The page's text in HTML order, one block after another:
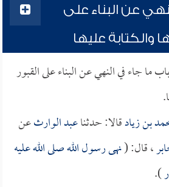
عن البناء على
والكتابة عليها
ما جاء في النهي عن البناء على القبور
بن زيادقالا: حدثناعبد الوارثعن
، قال: (نهى رسول الله صلى الله عليه
).